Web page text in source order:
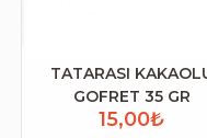
TATARASI
GOFRET 35 GR
15,00₺